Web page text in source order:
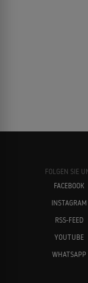
FOLGEN SIE
FACEBOOK
INSTAGRAM
RSS-FEED
YOUTUBE
WHATSAPP